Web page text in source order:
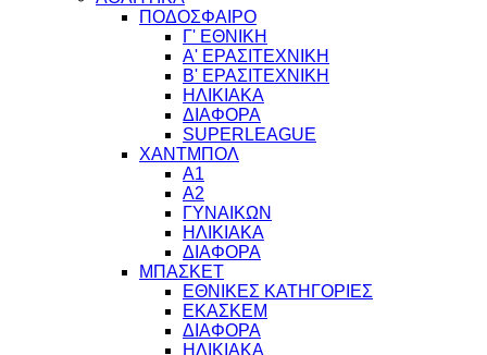
ΠΟΔΟΣΦΑΙΡΟ
Γ' ΕΘΝΙΚΗ
Α' ΕΡΑΣΙΤΕΧΝΙΚΗ
Β' ΕΡΑΣΙΤΕΧΝΙΚΗ
ΗΛΙΚΙΑΚΑ
ΔΙΑΦΟΡΑ
SUPERLEAGUE
ΧΑΝΤΜΠΟΛ
Α1
Α2
ΓΥΝΑΙΚΩΝ
ΗΛΙΚΙΑΚΑ
ΔΙΑΦΟΡΑ
ΜΠΑΣΚΕΤ
ΕΘΝΙΚΕΣ ΚΑΤΗΓΟΡΙΕΣ
ΕΚΑΣΚΕΜ
ΔΙΑΦΟΡΑ
ΗΛΙΚΙΑΚΑ